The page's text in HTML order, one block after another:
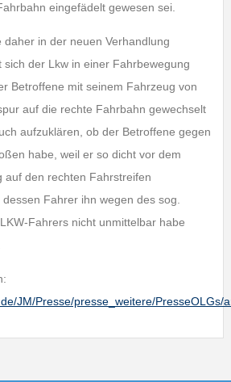
eingefädelt gewesen sei.
daher in der neuen Verhandlung
sich der Lkw in einer Fahrbewegung
Betroffene mit seinem Fahrzeug von
auf die rechte Fahrbahn gewechselt
aufzuklären, ob der Betroffene gegen
habe, weil er so dicht vor dem
auf den rechten Fahrstreifen
Fahrer ihn wegen des sog.
LKW-Fahrers nicht unmittelbar habe
JM/Presse/presse_weitere/